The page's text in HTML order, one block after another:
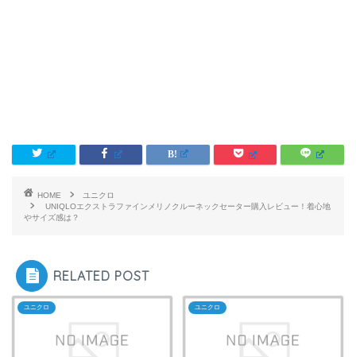
HOME
ユニクロ
UNIQLOエクストラファインメリノクルーネックセーター購入レビュー！着心地
やサイズ感は？
RELATED POST
ユニクロ ユニクロ